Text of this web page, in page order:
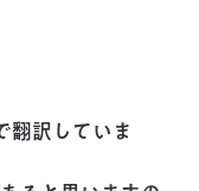
翻訳していま